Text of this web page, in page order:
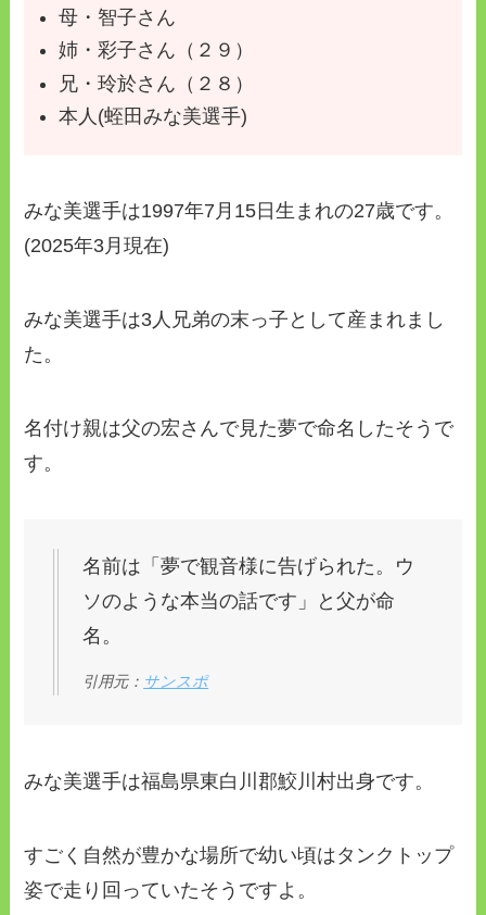
母・智子さん
姉・彩子さん（２９）
兄・玲於さん（２８）
本人(蛭田みな美選手)
みな美選手は1997年7月15日生まれの27歳です。
(2025年3月現在)
みな美選手は3人兄弟の末っ子として産まれまし
た。
名付け親は父の宏さんで見た夢で命名したそうで
す。
名前は「夢で観音様に告げられた。ウ
ソのような本当の話です」と父が命
名。
引用元： サンスポ
みな美選手は福島県東白川郡鮫川村出身です。
すごく自然が豊かな場所で幼い頃はタンクトップ
姿で走り回っていたそうですよ。